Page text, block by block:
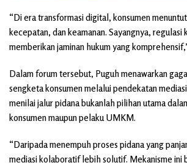
“Di era transformasi digital, konsumen
kecepatan, dan keamanan. Sayangnya, regulasi
memberikan jaminan hukum yang
Dalam forum tersebut, Puguh menawarkan
sengketa konsumen melalui pendekatan
menilai jalur pidana bukanlah pilihan utama
konsumen maupun pelaku UMKM.
“Daripada menempuh proses pidana yang
mediasi kolaboratif lebih solutif. Mekanisme ini